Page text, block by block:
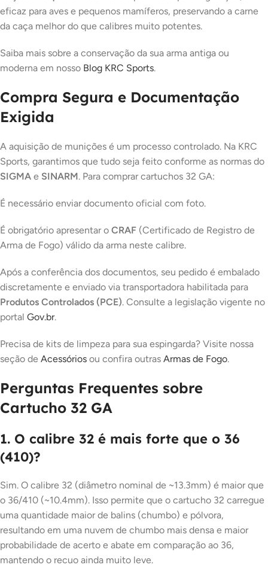
eficaz para aves e pequenos mamíferos, preservando a carne
da caça melhor do que calibres muito potentes.
Saiba mais sobre a conservação da sua arma antiga ou
moderna em nosso Blog KRC Sports.
Compra Segura e Documentação
Exigida
A aquisição de munições é um processo controlado. Na KRC
Sports, garantimos que tudo seja feito conforme as normas do
SIGMA e SINARM. Para comprar cartuchos 32 GA:
É necessário enviar documento oficial com foto.
É obrigatório apresentar o CRAF (Certificado de Registro de
Arma de Fogo) válido da arma neste calibre.
Após a conferência dos documentos, seu pedido é embalado
discretamente e enviado via transportadora habilitada para
Produtos Controlados (PCE). Consulte a legislação vigente no
portal Gov.br.
Precisa de kits de limpeza para sua espingarda? Visite nossa
seção de Acessórios ou confira outras Armas de Fogo.
Perguntas Frequentes sobre
Cartucho 32 GA
1. O calibre 32 é mais forte que o 36
(410)?
Sim. O calibre 32 (diâmetro nominal de ~13.3mm) é maior que
o 36/410 (~10.4mm). Isso permite que o cartucho 32 carregue
uma quantidade maior de balins (chumbo) e pólvora,
resultando em uma nuvem de chumbo mais densa e maior
probabilidade de acerto e abate em comparação ao 36,
mantendo o recuo ainda muito leve.